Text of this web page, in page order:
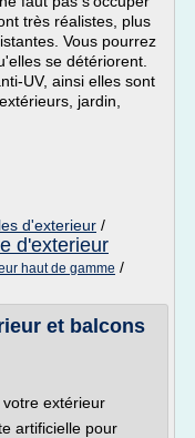
très réalistes, plus
Vous pourrez
se détériorent.
UV, ainsi elles sont
jardin,
d'exterieur /
d'exterieur
haut de gamme /
et balcons
extérieur
artificielle pour